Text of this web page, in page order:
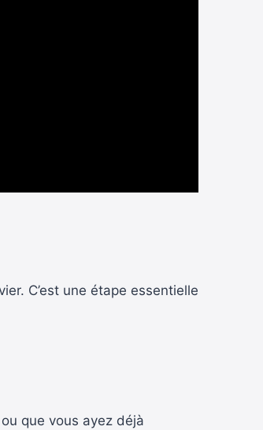
C’est une étape essentielle
que vous ayez déjà